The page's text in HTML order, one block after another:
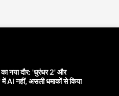
नया दौर: 'धुरंधर 2' और
AI नहीं, असली धमाकों से किया